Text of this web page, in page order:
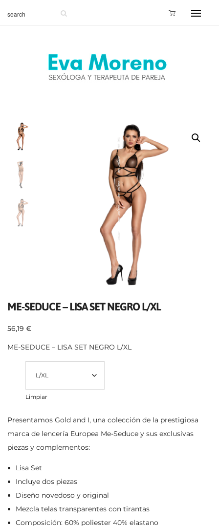
ME-SEDUCE – LISA SET NEGRO L/XL
56,19 €
ME-SEDUCE – LISA SET NEGRO L/XL
Limpiar
Presentamos Gold and I, una colección de la prestigiosa
marca de lencería Europea Me-Seduce y sus exclusivas
piezas y complementos:
Lisa Set
Incluye dos piezas
Diseño novedoso y original
Mezcla telas transparentes con tirantas
Composición: 60% poliester 40% elastano